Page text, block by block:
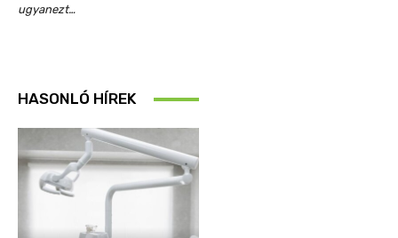
ugyanezt…
HASONLÓ HÍREK